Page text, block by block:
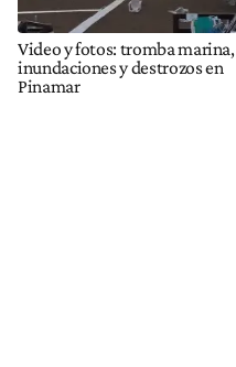
Video y fotos: tromba marina,
inundaciones y destrozos en
Pinamar